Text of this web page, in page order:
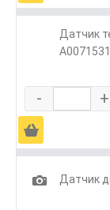
Датчик
- +
Ä
1
Датчик